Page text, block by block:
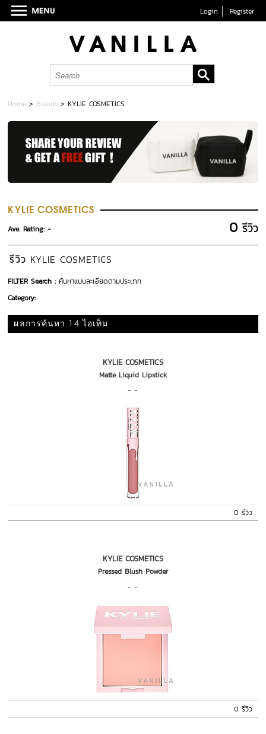
Login Register
Home > Brands >KYLIE COSMETICS
KYLIE COSMETICS
0รีวิว
Ave. Rating: -
รีวิว KYLIE COSMETICS
FILTER Search : ค้นหาแบบละเอียดตามประเภท
Category:
ผลการค้นหา 14 ไอเท็ม
KYLIE COSMETICS
Matte Liquid Lipstick
- -
0 รีวิว
KYLIE COSMETICS
Pressed Blush Powder
- -
0 รีวิว